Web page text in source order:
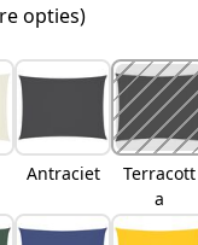
opties)
Antraciet
Terracott
a